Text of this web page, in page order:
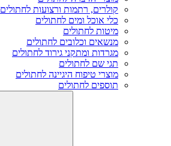
קולרים, רתמות ורצועות לחתולים
כלי אוכל ומים לחתולים
מיטות לחתולים
מנשאים וכלובים לחתולים
מגרדות ומתקני גירוד לחתולים
תגי שם לחתולים
מוצרי טיפוח היגיינה לחתולים
תוספים לחתולים